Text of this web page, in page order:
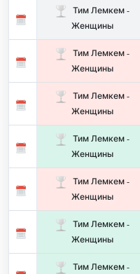
Тим Лемкем -
Женщины
Тим Лемкем -
Женщины
Тим Лемкем -
Женщины
Тим Лемкем -
Женщины
Тим Лемкем -
Женщины
Тим Лемкем -
Женщины
Тим Лемкем -